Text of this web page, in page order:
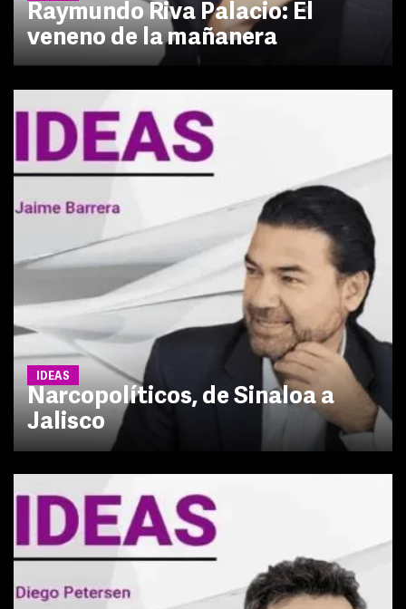
Raymundo Riva Palacio: El
veneno de la mañanera
IDEAS
Narcopolíticos, de Sinaloa a
Jalisco